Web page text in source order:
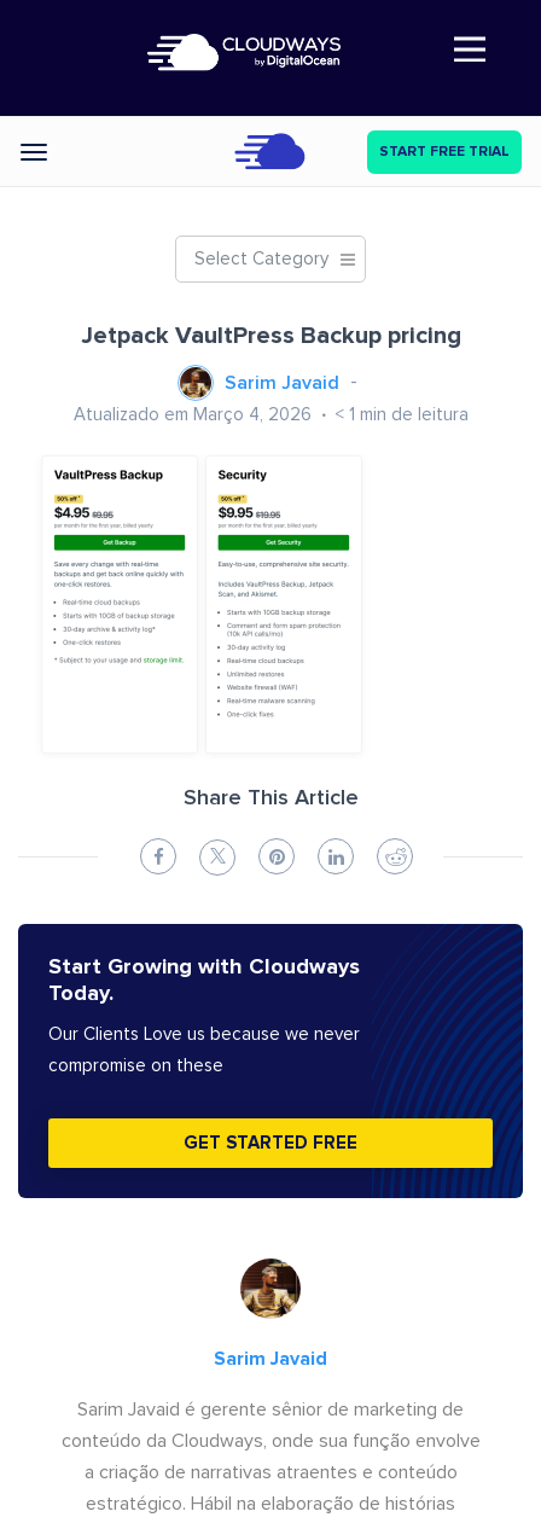
Abre a navegação
Categories START FREE TRIAL
Select Category
Jetpack VaultPress Backup pricing
Sarim Javaid
Atualizado em Março 4, 2026 < 1 min de leitura
Share This Article
Start Growing with Cloudways
Today.
Our Clients Love us because we never
compromise on these
GET STARTED FREE
Sarim Javaid
Sarim Javaid é gerente sênior de marketing de
conteúdo da Cloudways, onde sua função envolve
a criação de narrativas atraentes e conteúdo
estratégico. Hábil na elaboração de histórias